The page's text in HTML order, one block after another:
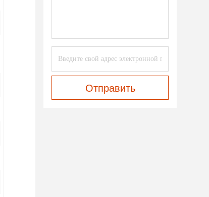
Отправить